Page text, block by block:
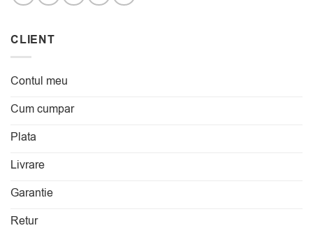
CLIENT
Contul meu
Cum cumpar
Plata
Livrare
Garantie
Retur